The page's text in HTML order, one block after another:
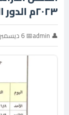
٢٠٢٣م الدور الأول
👤 admin 📅 6 ديسمبر 2022